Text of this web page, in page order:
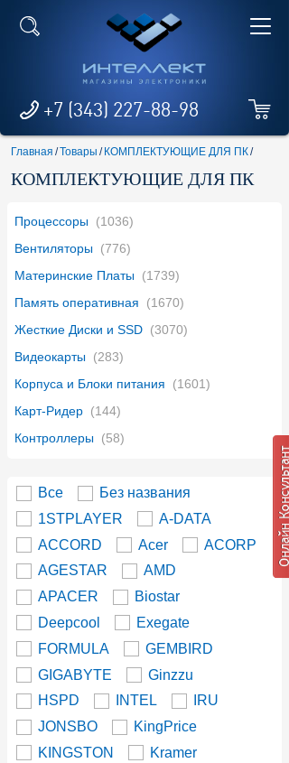
+7 (343) 227-88-98
Главная /Товары / КОМПЛЕКТУЮЩИЕ ДЛЯ ПК/
КОМПЛЕКТУЮЩИЕ ДЛЯ ПК
Процессоры (1036)
Вентиляторы (776)
Материнские Платы (1739)
Память оперативная
(1670)
Жесткие Диски и SSD (3070)
Видеокарты (283)
Корпуса и Блоки питания
(1601)
Карт-Ридер (144)
Контроллеры (58)
Все
Без названия
1STPLAYER
A-DATA
ACCORD
Acer
ACORP
AGESTAR
AMD
APACER
Biostar
Deepcool
Exegate
FORMULA
GEMBIRD
GIGABYTE
Ginzzu
HSPD
INTEL
IRU
JONSBO
KingPrice
KINGSTON
Kramer